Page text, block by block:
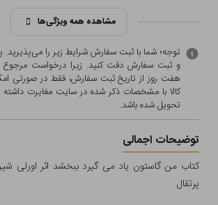
مشاهده همه ویژگی‌ها
توجه؛ شما با ثبت سفارش شرایط زیر را
و ثبت سفارش دقت کنید. زیرا درخواست مرجوع
هفت روز از تاریخ ثبت سفارش، فقط در صورتی
کالا با مشخصات ذکر شده در سایت مغایرت
تحویل شده باشد.
توضیحات اجمالی
کتاب من گاستون یاد می گیرد ببخشد اثر اورلی
پرتقال